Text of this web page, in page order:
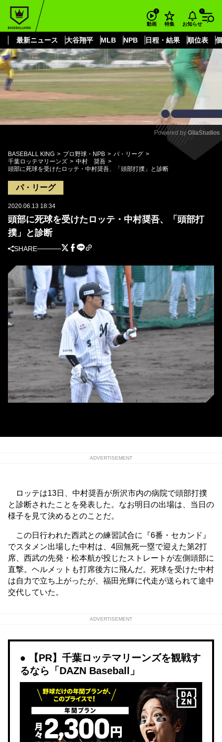
動画 特集 お知らせ
最新ニュース 大谷翔平 MLB NPB 日程・結果 順位表
もっと見る
Mute
Powered by GliaStudios
BASEBALL KING プロ野球・NPB
パ・リーグ
千葉ロッテマリーンズ
中村 奨吾
頭部に死球を受けたロッテ・中村奨吾、「頭部打撲」と診断
パ・リーグ
2020.06.13 18:34
頭部に死球を受けたロッテ・中村奨吾、「頭部打
撲」と診断
SHARE
ADVERTISEMENT
ロッテは13日、中村奨吾が所沢市内の病院で頭部打撲
と診断されたことを発表した。なお明日の出場は、当日の
様子を見て決めるとのことだ。
この日行われた西武との練習試合に『6番・セカンド』
でスタメン出場した中村は、4回無死一塁で迎えた第2打
席、西武の先発・松本航が投じたストレートが左側頭部に
直撃。ヘルメットも打席後方に飛んだ。死球を受けた中村
は自力で立ち上がったが、福田光輝に代走が送られて途中
交代していた。
ADVERTISEMENT
【PR】千葉ロッテマリーンズを観戦す
るなら「DAZN Baseball」